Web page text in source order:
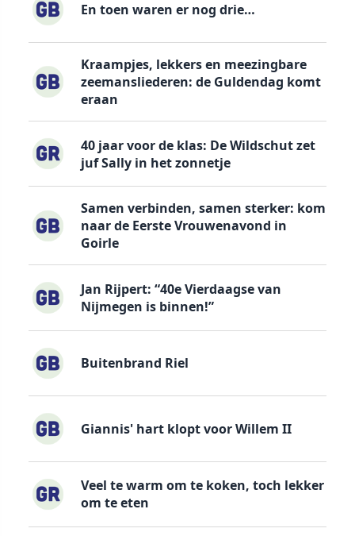
En toen waren er nog drie…
Kraampjes, lekkers en meezingbare
zeemansliederen: de Guldendag komt
eraan
40 jaar voor de klas: De Wildschut zet
juf Sally in het zonnetje
Samen verbinden, samen sterker: kom
naar de Eerste Vrouwenavond in
Goirle
Jan Rijpert: “40e Vierdaagse van
Nijmegen is binnen!”
Buitenbrand Riel
Giannis' hart klopt voor Willem II
Veel te warm om te koken, toch lekker
om te eten